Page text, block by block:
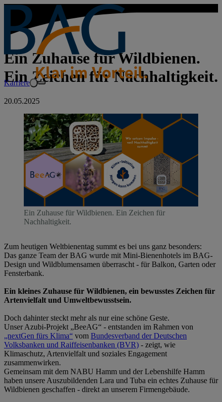
Karriere
Ein Zuhause für Wildbienen.
Ein Zeichen für Nachhaltigkeit.
20.05.2025
Ein Zuhause für Wildbienen. Ein Zeichen für
Nachhaltigkeit.
Zum heutigen Weltbienentag summt es bei uns ganz besonders:
Das ganze Team der BAG wurde mit Mini-Bienenhotels im BAG-
Design und Wildblumensamen überrascht - für Balkon, Garten oder
Fensterbank.
Ein kleines Zuhause für Wildbienen, ein bewusstes Zeichen für
Artenvielfalt und Umweltbewusstsein.
Doch dahinter steckt mehr als nur eine schöne Geste.
Unser Azubi-Projekt „BeeAG“ - entstanden im Rahmen von
„nextGen fürs Klima“ vom Bundesverband der Deutschen
Volksbanken und Raiffeisenbanken (BVR) - zeigt, wie
Klimaschutz, Artenvielfalt und soziales Engagement
zusammenwirken.
Gemeinsam mit dem NABU Hamm und der Lebenshilfe Hamm
haben unsere Auszubildenden Lara und Tuba ein echtes Zuhause für
Wildbienen geschaffen - direkt an unserem Firmengebäude.